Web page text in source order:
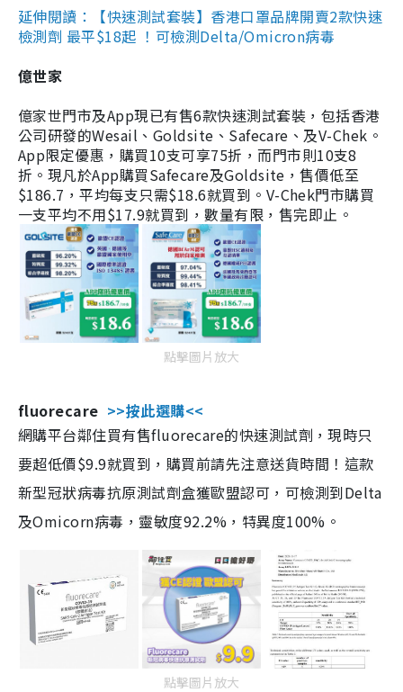
延伸閱讀：【快速測試套裝】香港口罩品牌開賣2款快速
檢測劑 最平$18起 ！可檢測Delta/Omicron病毒
億世家
億家世門市及App現已有售6款快速測試套裝，包括香港
公司研發的Wesail、Goldsite、Safecare、及V-Chek。
App限定優惠，購買10支可享75折，而門市則10支8
折。現凡於App購買Safecare及Goldsite，售價低至
$186.7，平均每支只需$18.6就買到。V-Chek門市購買
一支平均不用$17.9就買到，數量有限，售完即止。
點擊圖片放大
fluorecare >>按此選購<<
網購平台鄰住買有售fluorecare的快速測試劑，現時只
要超低價$9.9就買到，購買前請先注意送貨時間！這款
新型冠狀病毒抗原測試劑盒獲歐盟認可，可檢測到Delta
及Omicorn病毒，靈敏度92.2%，特異度100%。
點擊圖片放大